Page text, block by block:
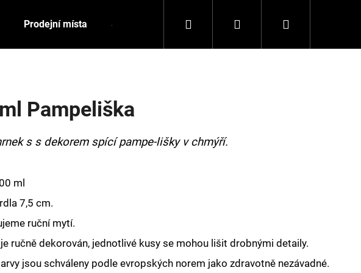
Prodejní místa Spolupráce Kontakty
Hledat PřihlášeníNákupní
Pampeliška
s s dekorem spící pampe-lišky v chmýří.
ml
7,5 cm.
ruční mytí.
ručně dekorován, jednotlivé kusy se mohou lišit drobnými detaily.
jsou schváleny podle evropských norem jako zdravotně nezávadné.